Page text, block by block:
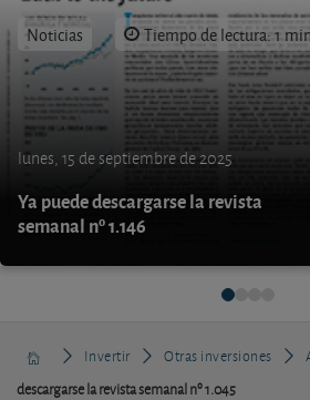
Noticias Tiempo de lectura: 1
lunes, 15 de septiembre de 2025
Ya puede descargarse la revista
semanal nº 1.146
Invertir Otras inversiones
descargarse la revista semanal nº 1.045